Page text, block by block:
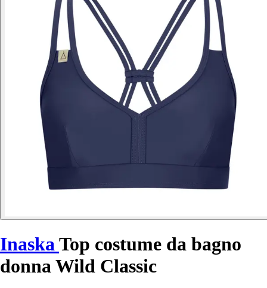
Inaska Top costume da bagno
donna Wild Classic